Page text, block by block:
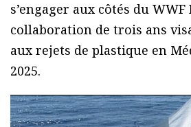
s’engager aux côtés du
collaboration de trois ans
aux rejets de plastique en
2025.